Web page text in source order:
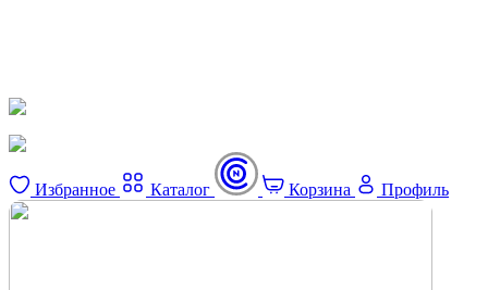
Избранное Каталог Корзина Профиль